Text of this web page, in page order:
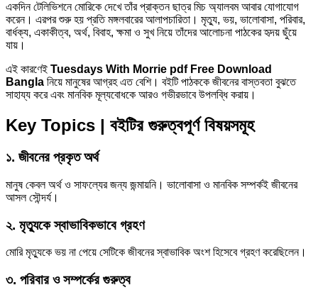
একদিন টেলিভিশনে মোরিকে দেখে তাঁর প্রাক্তন ছাত্র মিচ অ্যালবম আবার যোগাযোগ
করেন। এরপর শুরু হয় প্রতি মঙ্গলবারের আলাপচারিতা। মৃত্যু, ভয়, ভালোবাসা, পরিবার,
বার্ধক্য, একাকীত্ব, অর্থ, বিবাহ, ক্ষমা ও সুখ নিয়ে তাঁদের আলোচনা পাঠকের হৃদয় ছুঁয়ে
যায়।
এই কারণেই Tuesdays With Morrie pdf Free Download
Bangla নিয়ে মানুষের আগ্রহ এত বেশি। বইটি পাঠককে জীবনের বাস্তবতা বুঝতে
সাহায্য করে এবং মানবিক মূল্যবোধকে আরও গভীরভাবে উপলব্ধি করায়।
Key Topics | বইটির গুরুত্বপূর্ণ বিষয়সমূহ
১. জীবনের প্রকৃত অর্থ
মানুষ কেবল অর্থ ও সাফল্যের জন্য জন্মায়নি। ভালোবাসা ও মানবিক সম্পর্কই জীবনের
আসল সৌন্দর্য।
২. মৃত্যুকে স্বাভাবিকভাবে গ্রহণ
মোরি মৃত্যুকে ভয় না পেয়ে সেটিকে জীবনের স্বাভাবিক অংশ হিসেবে গ্রহণ করেছিলেন।
৩. পরিবার ও সম্পর্কের গুরুত্ব